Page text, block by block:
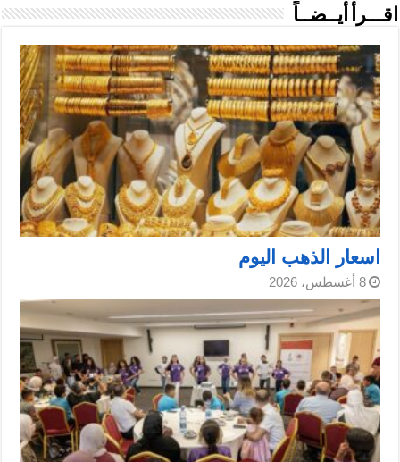
اقـــرأ أيــضــاً
اسعار الذهب اليوم
8 أغسطس، 2026